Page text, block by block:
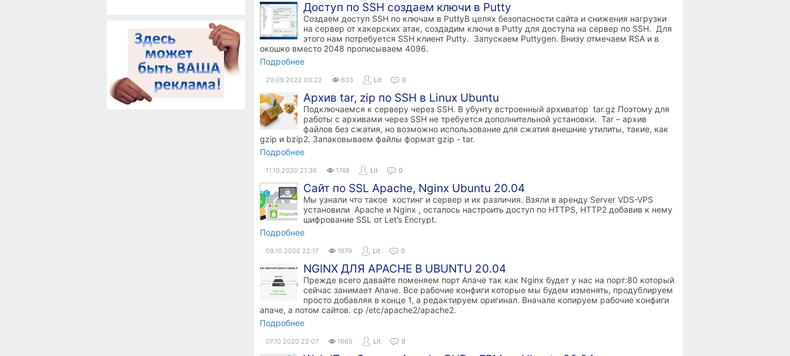
Доступ по SSH создаем ключи в Putty
Создаем доступ SSH по ключам в PuttyВ целях безопасности сайта и снижения нагрузки
на сервер от хакерских атак, создадим ключи в Putty для доступа на сервер по SSH. Для
этого нам потребуется SSH клиент Putty. Запускаем Puttygen. Внизу отмечаем RSA и в
окошко вместо 2048 прописываем 4096.
Подробнее
29.09.2022 03:22 633 Lit 0
Архив tar, zip по SSH в Linux Ubuntu
Подключаемся к серверу через SSH. В убунту встроенный архиватор tar.gz Поэтому для
работы с архивами через SSH не требуется дополнительной установки. Tar – архив
файлов без сжатия, но возможно использование для сжатия внешние утилиты, такие, как
gzip и bzip2. Запаковываем файлы формат gzip - tar.
Подробнее
11.10.2020 21:36 1748 Lit 0
Сайт по SSL Apache, Nginx Ubuntu 20.04
Мы узнали что такое хостинг и сервер и их различия. Взяли в аренду Server VDS-VPS
установили Apache и Nginx , осталось настроить доступ по HTTPS, HTTP2 добавив к нему
шифрование SSL от Let’s Encrypt.
Подробнее
09.10.2020 22:17 1679 Lit 0
NGINX ДЛЯ APACHE В UBUNTU 20.04
Прежде всего давайте поменяем порт Апаче так как Nginx будет у нас на порт:80 который
сейчас занимает Апаче. Все рабочие конфиги которые мы будем изменять, продублируем
просто добавляя в конце 1, а редактируем оригинал. Вначале копируем рабочие конфиги
апаче, а потом сайтов. cp /etc/apache2/apache2.
Подробнее
07.10.2020 22:07 1665 Lit 0